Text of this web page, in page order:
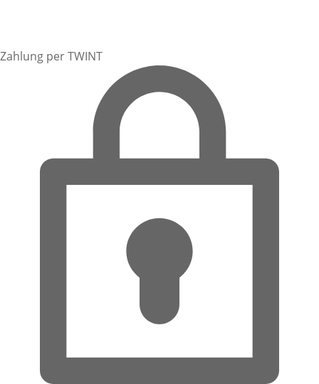
Zahlung per TWINT